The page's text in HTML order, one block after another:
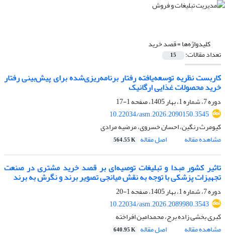
کلیدواژه‌ها =قصد خرید
تعداد مقالات: 15
کاربست نظریه توسعه‌یافته‌ رفتار برنامه‌ریزی‌شده برای پیش‌بینی رفتار
خرید محصولات غذایی ارگانیک
دوره 7، شماره 1، بهار 1405، صفحه
1-17
10.22034/asm.2026.2090150.3545
کیومرث رنگین، احسان خسروی، مرضیه مرادی
مشاهده مقاله
اصل مقاله 564.55 K
تاثیر کشور مبدا و تبلیغات توصیه‌ای بر قصد خرید مشتری در صنعت
تجهیزات پزشکی با توجه به نقش میانجی تصویر برند و نگرش به برند
دوره 7، شماره 1، بهار 1405، صفحه
1-20
10.22034/asm.2026.2089980.3543
کبری بخشی زاده برج، محمدامین افراخته
مشاهده مقاله
اصل مقاله 640.95 K